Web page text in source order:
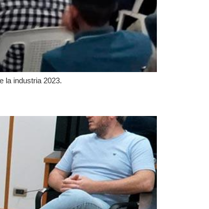
la industria 2023.